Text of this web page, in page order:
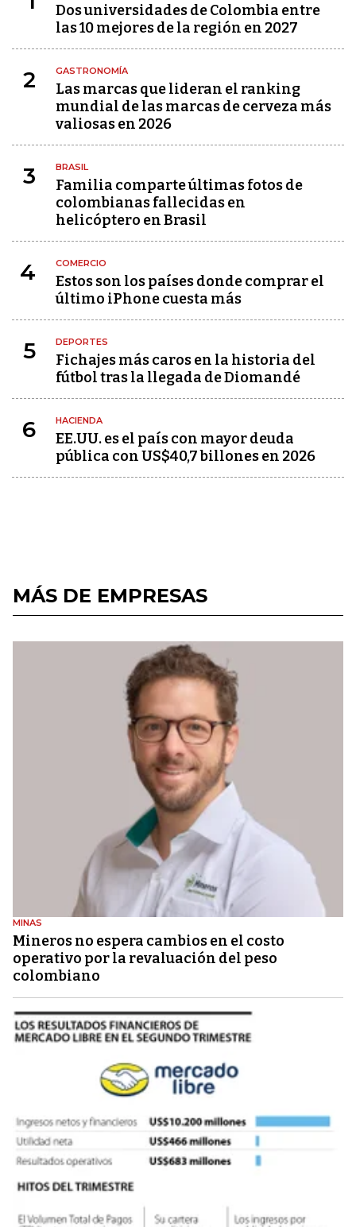
Dos universidades de Colombia entre
las 10 mejores de la región en 2027
2 GASTRONOMÍA
Las marcas que lideran el ranking
mundial de las marcas de cerveza más
valiosas en 2026
3 BRASIL
Familia comparte últimas fotos de
colombianas fallecidas en
helicóptero en Brasil
4 COMERCIO
Estos son los países donde comprar el
último iPhone cuesta más
5 DEPORTES
Fichajes más caros en la historia del
fútbol tras la llegada de Diomandé
6 HACIENDA
EE.UU. es el país con mayor deuda
pública con US$40,7 billones en 2026
MÁS DE EMPRESAS
MINAS
Mineros no espera cambios en el costo
operativo por la revaluación del peso
colombiano